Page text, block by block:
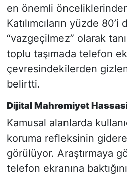
en önemli
Katılımcıların yüzde
“vazgeçilmez” olarak
toplu taşımada telefon
çevresindekilerden
belirtti.
Dijital Mahremiyet
Kamusal alanlarda
koruma refleksinin
görülüyor. Araştırmaya
telefon ekranına